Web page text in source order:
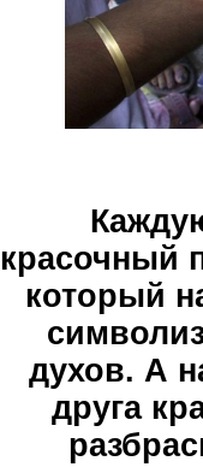
красочный
который
духов. А
друга